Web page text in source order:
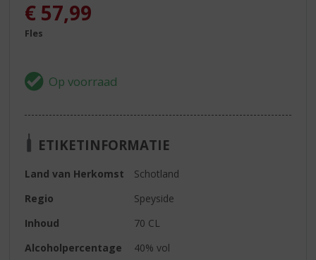
€ 57,99
Fles
ETIKETINFORMATIE
Land van Herkomst
Schotland
Regio
Speyside
Inhoud
70 CL
Alcoholpercentage
40% vol